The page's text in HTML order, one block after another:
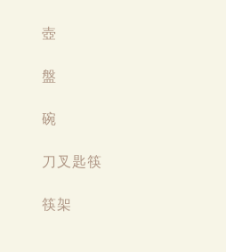
壺
盤
碗
刀叉匙筷
筷架